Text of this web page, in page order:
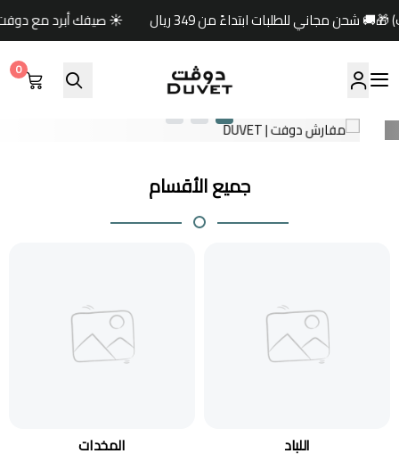
☀️ صيفك أبرد مع دوفت ✨خصومات حتى 60% 🏷️وكود خصم إضافي (صيف)
مفارش دوفت | DUVET
0
جميع الأقسام
اللباد المخدات